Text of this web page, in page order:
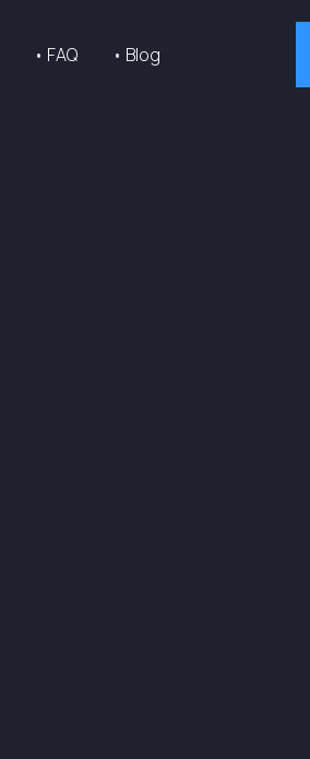
• FAQ • Blog